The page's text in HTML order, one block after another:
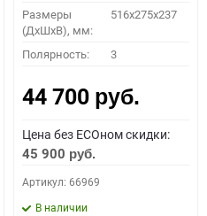
Размеры
(ДхШхВ), мм:
516x275x237
Полярность: 3
44 700 руб.
Цена без ECOном скидки:
45 900 руб.
Артикул: 66969
В наличии